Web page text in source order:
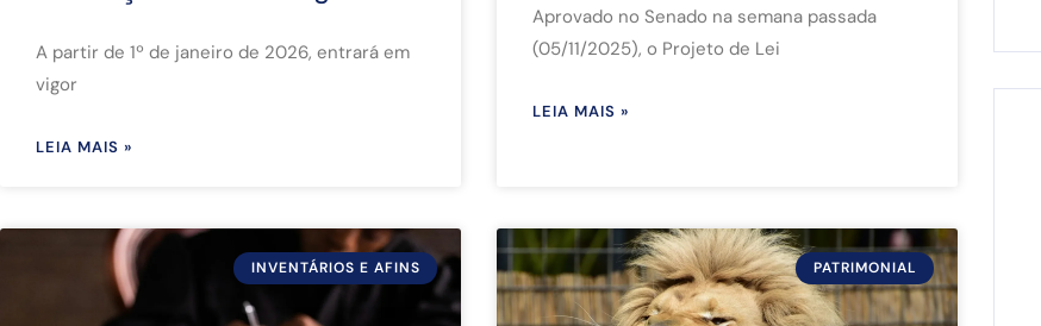
A partir de 1º de janeiro de 2026, entrará em
vigor
LEIA MAIS »
Aprovado no Senado na semana passada
(05/11/2025), o Projeto de Lei
LEIA MAIS »
INVENTÁRIOS E AFINS PATRIMONIAL